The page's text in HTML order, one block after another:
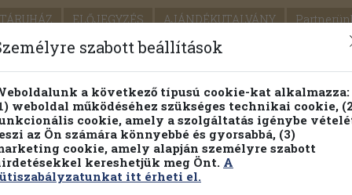
ELŐJEGYZÉS AJÁNDÉKUTALVÁNY
SEGÍTSÉG
PILLANATNYI ÁRAINK FENNTARTHATÓ
Részletes kereső Témaköri fa
szabott beállítások
a következő típusú cookie-kat alkalmazza:
weboldal működéséhez szükséges technikai cookie,
cookie, amely a szolgáltatás igénybe
az Ön számára könnyebbé és gyorsabbá, (3)
cookie, amely alapján személyre szabott
kereshetjük meg Önt. A
itt érheti el.